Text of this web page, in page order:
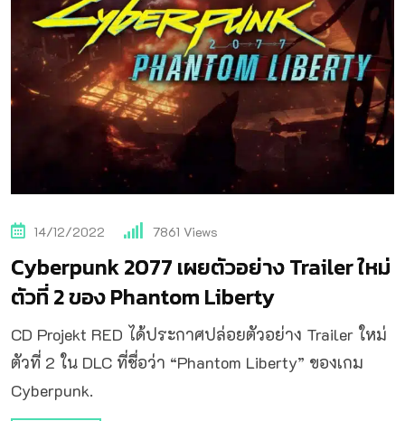
14/12/2022 7861 Views
Cyberpunk 2077 เผยตัวอย่าง Trailer ใหม่
ตัวที่ 2 ของ Phantom Liberty
CD Projekt RED ได้ประกาศปล่อยตัวอย่าง Trailer ใหม่
ตัวที่ 2 ใน DLC ที่ชื่อว่า “Phantom Liberty” ของเกม
Cyberpunk.